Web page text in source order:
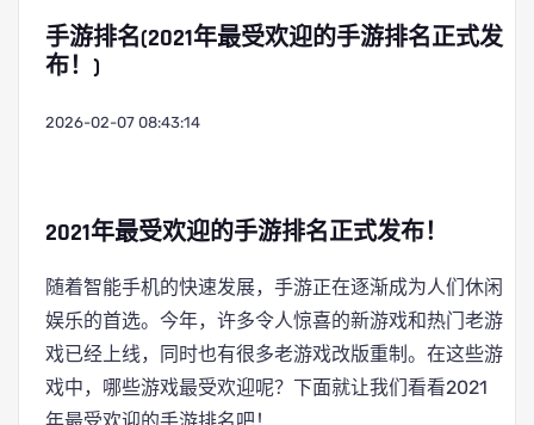
手游排名(2021年最受欢迎的手游排名正式发
布！)
2026-02-07 08:43:14
2021年最受欢迎的手游排名正式发布！
随着智能手机的快速发展，手游正在逐渐成为人们休闲
娱乐的首选。今年，许多令人惊喜的新游戏和热门老游
戏已经上线，同时也有很多老游戏改版重制。在这些游
戏中，哪些游戏最受欢迎呢？下面就让我们看看2021